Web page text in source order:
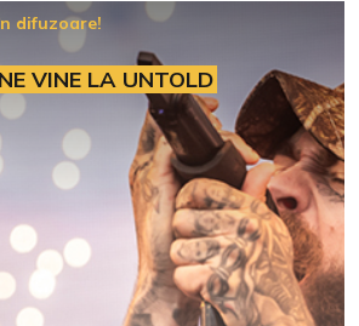
difuzoare!
VINE LA UNTOLD